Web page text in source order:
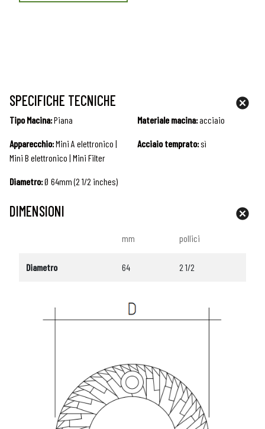
SPECIFICHE TECNICHE
Tipo Macina:Piana
Apparecchio:Mini A elettronico |
Mini B elettronico | Mini Filter
Diametro:Ø 64mm (2 1/2 inches)
Materiale macina:acciaio
Acciaio temprato:sì
DIMENSIONI
mm pollici
Diametro 64 2 1/2